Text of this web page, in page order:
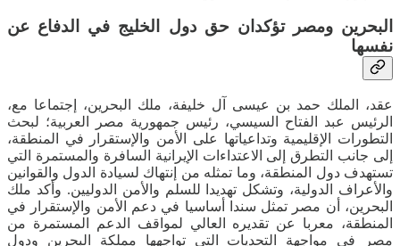
البحرين ومصر تؤكدان حق دول الخليج في الدفاع عن
نفسها
عقد، الملك حمد بن عيسى آل خليفة، ملك البحرين، إجتماعا مع،
الرئيس عبد الفتاح السيسي، رئيس جمهورية مصر العربية؛ لبحث
التطورات الإقليمية وتداعياتها على الأمن والإستقرار في المنطقة،
إلى جانب التطرق إلى الاعتداءات الإيرانية السافرة والمستمرة التي
تستهدف دول المنطقة، وما تمثله من إنتهاك لسيادة الدول والقوانين
والأعراف الدولية، وتشكل تهديدا للسلم والأمن الدوليين. وأكد ملك
البحرين، أن مصر تمثل سندا أساسيا في دعم الأمن والإستقرار في
المنطقة، معربا عن تقديره العالي لمواقف الدعم المستمرة من
مصر في مواجهة التحديات التي تواجهها مملكة البحرين ودول